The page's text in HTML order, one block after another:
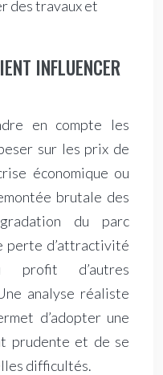
des travaux et
INFLUENCER
en compte les
sur les prix de
économique ou
brutale des
du parc
perte d’attractivité
profit d’autres
analyse réaliste
d’adopter une
prudente et de se
difficultés.